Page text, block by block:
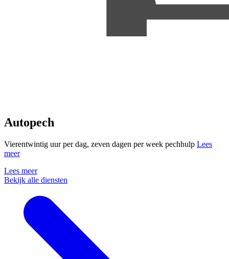
Autopech
Vierentwintig uur per dag, zeven dagen per week pechhulp Lees
meer
Lees meer
Bekijk alle diensten